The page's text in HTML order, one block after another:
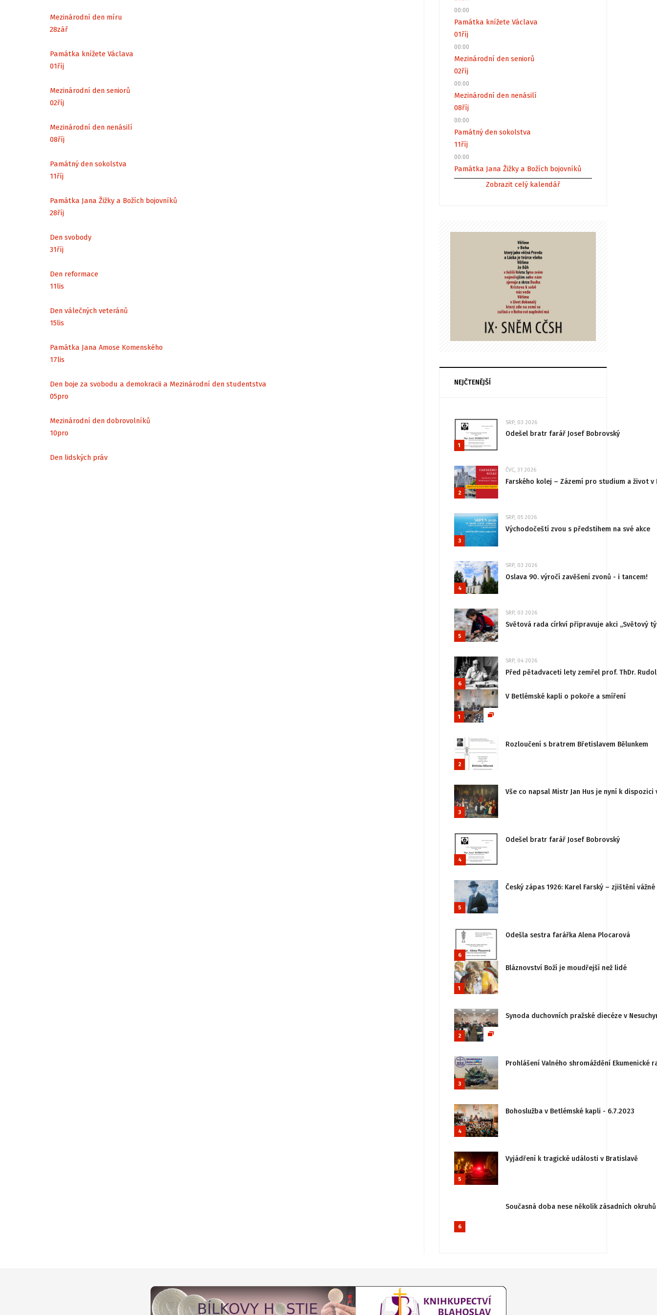
Mezinárodní den míru
28zář
Památka knížete Václava
01říj
Mezinárodní den seniorů
02říj
Mezinárodní den nenásilí
08říj
Památný den sokolstva
11říj
Památka Jana Žižky a Božích bojovníků
28říj
Den svobody
31říj
Den reformace
11lis
Den válečných veteránů
15lis
Památka Jana Amose Komenského
17lis
Den boje za svobodu a demokracii a Mezinárodní den studentstva
05pro
Mezinárodní den dobrovolníků
10pro
Den lidských práv
00:00
Památka knížete Václava
01říj
00:00
Mezinárodní den seniorů
02říj
00:00
Mezinárodní den nenásilí
08říj
00:00
Památný den sokolstva
11říj
00:00
Památka Jana Žižky a Božích bojovníků
Zobrazit celý kalendář
NEJČTENĚJŠÍ
1
SRP, 03 2026
Odešel bratr farář Josef Bobrovský
2
ČVC, 31 2026
Farského kolej – Zázemí pro studium a život v
3
SRP, 05 2026
Východočeští zvou s předstihem na své akce
4
SRP, 03 2026
Oslava 90. výročí zavěšení zvonů - i tancem!
5
SRP, 03 2026
Světová rada církví připravuje akci „Světový
6
SRP, 04 2026
Před pětadvaceti lety zemřel prof. ThDr.
1
V Betlémské kapli o pokoře a smíření
2
Rozloučení s bratrem Břetislavem Bělunkem
3
Vše co napsal Mistr Jan Hus je nyní k
4
Odešel bratr farář Josef Bobrovský
5
Český zápas 1926: Karel Farský – zjištění
6
Odešla sestra farářka Alena Plocarová
1
Bláznovství Boží je moudřejší než lidé
2
Synoda duchovních pražské diecéze v
3
Prohlášení Valného shromáždění
4
Bohoslužba v Betlémské kapli - 6.7.2023
5
Vyjádření k tragické události v Bratislavě
6
Současná doba nese několik zásadních